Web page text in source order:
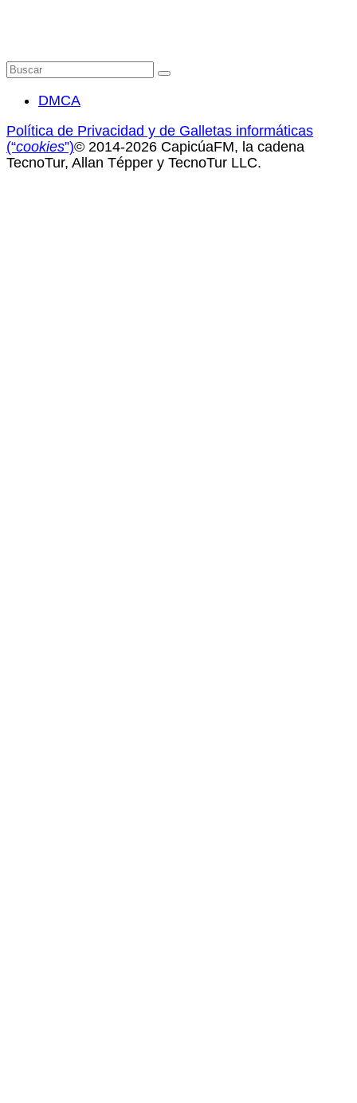
Buscar
DMCA
Política de Privacidad y de Galletas informáticas
(“cookies”)© 2014-2026 CapicúaFM, la cadena
TecnoTur, Allan Tépper y TecnoTur LLC.